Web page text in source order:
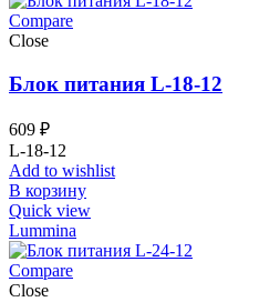
Compare
Close
Блок питания L-18-12
609 ₽
L-18-12
Add to wishlist
В корзину
Quick view
Lummina
Compare
Close